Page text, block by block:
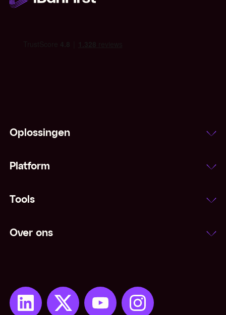
Notering
Oplossingen
Platform
Tools
Over ons